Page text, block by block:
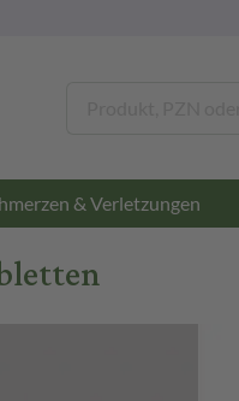
& Verletzungen